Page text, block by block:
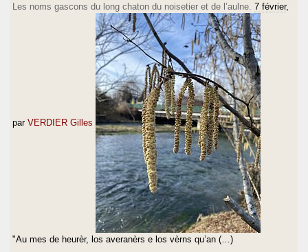
Les noms gascons du long chaton du noisetier et de l’aulne. 7 février,
par VERDIER Gilles
"Au mes de heurèr, los averanèrs e los vèrns qu’an (…)